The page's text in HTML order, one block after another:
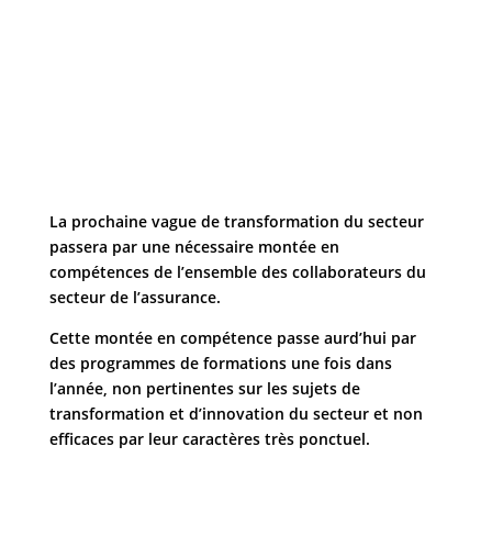
La prochaine vague de transformation du secteur
passera par une nécessaire montée en
compétences de l’ensemble des collaborateurs du
secteur de l’assurance.
Cette montée en compétence passe aurd’hui par
des programmes de formations une fois dans
l’année, non pertinentes sur les sujets de
transformation et d’innovation du secteur et non
efficaces par leur caractères très ponctuel.